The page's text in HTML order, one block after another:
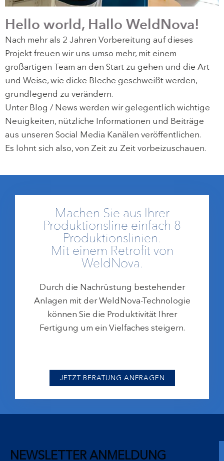
Hello world, Hallo WeldNova!
Nach mehr als 2 Jahren Vorbereitung auf dieses
Projekt freuen wir uns umso mehr, mit einem
großartigen Team an den Start zu gehen und die Art
und Weise, wie dicke Bleche geschweißt werden,
grundlegend zu verändern.
Unter Blog / News werden wir gelegentlich wichtige
Neuigkeiten, nützliche Informationen und Beiträge
aus unseren Social Media Kanälen veröffentlichen.
Es lohnt sich also, von Zeit zu Zeit vorbeizuschauen.
Machen Sie aus Ihrer
Produktionsline einfach 8
Produktionslinien.
Mit einem Retrofit von
WeldNova.
Durch die Nachrüstung bestehender
Anlagen mit der WeldNova-Technologie
können Sie die Produktivität Ihrer
Fertigung um ein Vielfaches steigern.
JETZT BERATUNG ANFRAGEN
NEWSLETTER ANMELDUNG